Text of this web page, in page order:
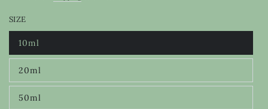
SIZE
10ml
Variant
sold
or
unavailable
20ml
Variant
sold
or
50ml
Variant